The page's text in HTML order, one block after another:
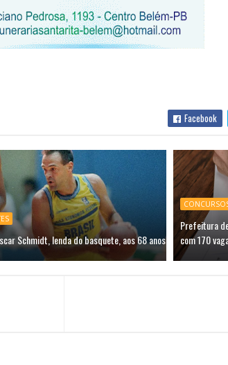
Facebook
Schmidt, lenda do basquete, aos 68 anos
Prefeitura
com 170